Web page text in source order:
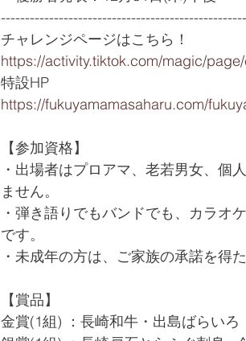
チャレンジページはこちら！
https://activity.tiktok.com/magic/
特設HP
https://fukuyamamasaharu.com/
【参加資格】
・出場者はプロアマ、老若男女、個
ません。
・弾き語りでもバンドでも、カラオ
です。
・未成年の方は、ご家族の承諾を得
【賞品】
金賞(1組) ：長崎和牛・出島ばらいろ